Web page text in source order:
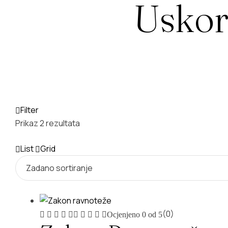
Filter
Prikaz 2 rezultata
List Grid
Ocjenjeno 0 od 5(0)